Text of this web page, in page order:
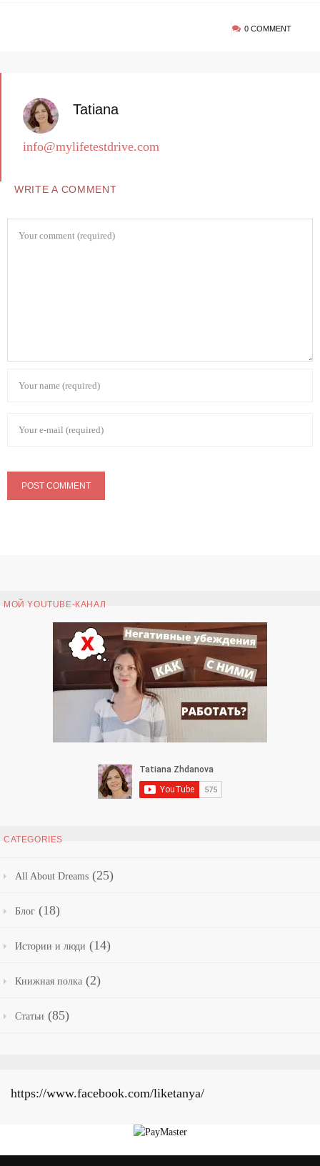
0 COMMENT
Tatiana
info@mylifetestdrive.com
WRITE A COMMENT
МОЙ YOUTUBE-КАНАЛ
CATEGORIES
All About Dreams (25)
Блог (18)
Истории и люди (14)
Книжная полка (2)
Статьи (85)
https://www.facebook.com/liketanya/